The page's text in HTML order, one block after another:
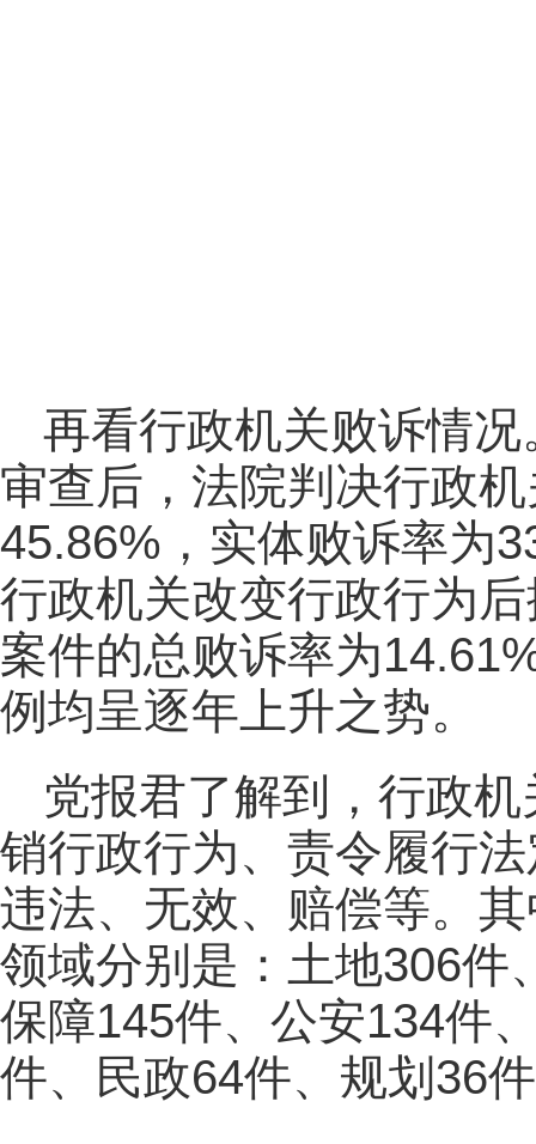
再看行政机关败诉情
审查后，法院判决行政
45.86%，实体败诉率为
行政机关改变行政行为
案件的总败诉率为
例均呈逐年上升之势。
党报君了解到，行政
销行政行为、责令履行
违法、无效、赔偿等。
领域分别是：土地306件
保障145件、公安134件
件、民政64件、规划36